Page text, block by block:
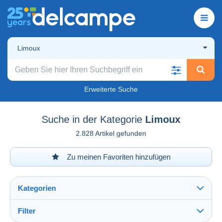
Limoux
Erweiterte Suche
Suche in der Kategorie Limoux
2.828 Artikel gefunden
Zu meinen Favoriten hinzufügen
Kategorien
Filter